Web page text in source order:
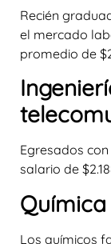
Recién
el mercado
promedio de
Egresados
salario de
Los químicos